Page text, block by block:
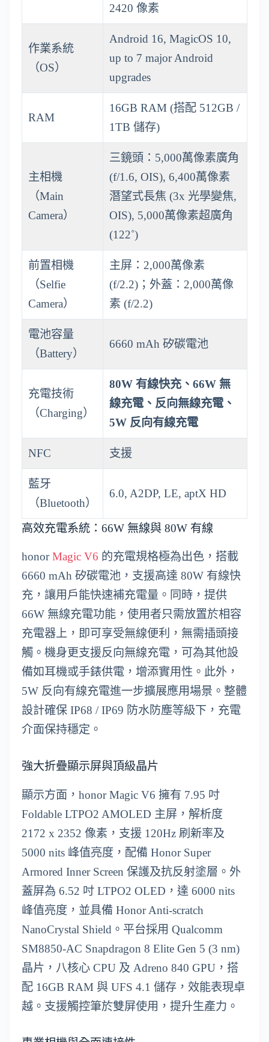
2420 像素
作業系統
（OS）
Android 16, MagicOS 10,
up to 7 major Android
upgrades
RAM
16GB RAM (搭配 512GB /
1TB 儲存)
主相機
（Main
Camera）
三鏡頭：5,000萬像素廣角
(f/1.6, OIS), 6,400萬像素
潛望式長焦 (3x 光學變焦,
OIS), 5,000萬像素超廣角
(122˚)
前置相機
（Selfie
Camera）
主屏：2,000萬像素
(f/2.2)；外蓋：2,000萬像
素 (f/2.2)
電池容量
（Battery）
6660 mAh 矽碳電池
充電技術
（Charging）
80W 有線快充、66W 無
線充電、反向無線充電、
5W 反向有線充電
NFC 支援
藍牙
（Bluetooth）
6.0, A2DP, LE, aptX HD
高效充電系統：66W 無線與 80W 有線
honorMagic V6 的充電規格極為出色，搭載
6660 mAh 矽碳電池，支援高達 80W 有線快
充，讓用戶能快速補充電量。同時，提供
66W 無線充電功能，使用者只需放置於相容
充電器上，即可享受無線便利，無需插頭接
觸。機身更支援反向無線充電，可為其他設
備如耳機或手錶供電，增添實用性。此外，
5W 反向有線充電進一步擴展應用場景。整體
設計確保 IP68 / IP69 防水防塵等級下，充電
介面保持穩定。
強大折疊顯示屏與頂級晶片
顯示方面，honor Magic V6 擁有 7.95 吋
Foldable LTPO2 AMOLED 主屏，解析度
2172 x 2352 像素，支援 120Hz 刷新率及
5000 nits 峰值亮度，配備 Honor Super
Armored Inner Screen 保護及抗反射塗層。外
蓋屏為 6.52 吋 LTPO2 OLED，達 6000 nits
峰值亮度，並具備 Honor Anti-scratch
NanoCrystal Shield。平台採用 Qualcomm
SM8850-AC Snapdragon 8 Elite Gen 5 (3 nm)
晶片，八核心 CPU 及 Adreno 840 GPU，搭
配 16GB RAM 與 UFS 4.1 儲存，效能表現卓
越。支援觸控筆於雙屏使用，提升生產力。